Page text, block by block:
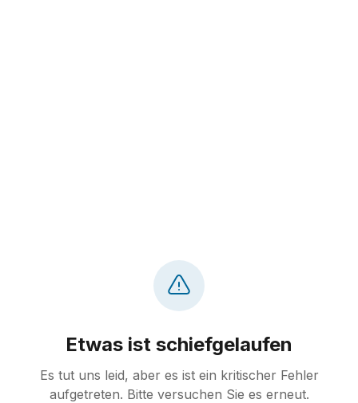
Etwas ist schiefgelaufen
Es tut uns leid, aber es ist ein kritischer Fehler
aufgetreten. Bitte versuchen Sie es erneut.